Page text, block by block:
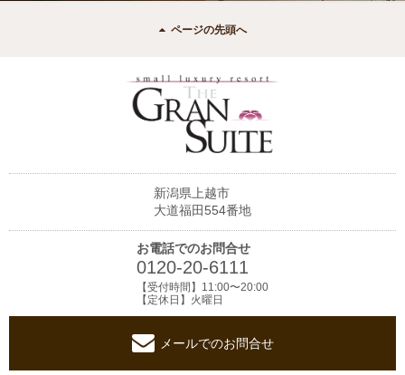
ページの先頭へ
新潟県上越市
大道福田554番地
お電話でのお問合せ
0120-20-6111
【受付時間】11:00〜20:00
【定休日】火曜日
メールでのお問合せ